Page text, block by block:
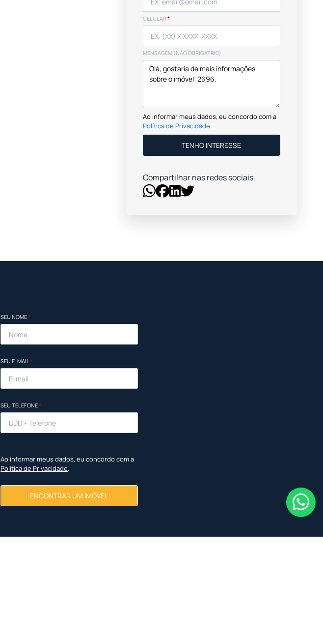
CELULAR *
MENSAGEM (NÃO OBRIGATRIO)
Ao informar meus dados, eu concordo com a
Política de Privacidade.
TENHO INTERESSE
Compartilhar nas redes sociais
SEU NOME*
SEU E-MAIL*
SEU TELEFONE*
Ao informar meus dados, eu concordo com a
Política de Privacidade.
ENCONTRAR UM IMÓVEL